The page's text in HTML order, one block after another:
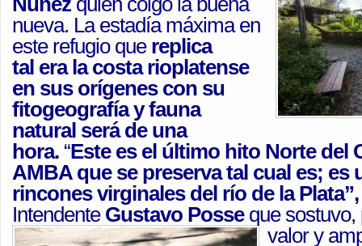
nueva. La estadía máxima en
este refugio que replica
tal era la costa rioplatense
en sus orígenes con su
fitogeografía y fauna
natural será de una
hora. “Este es el último hito Norte del
AMBA que se preserva tal cual es; es
rincones virginales del río de la Plata”,
IntendenteGustavo Posse que
valor y